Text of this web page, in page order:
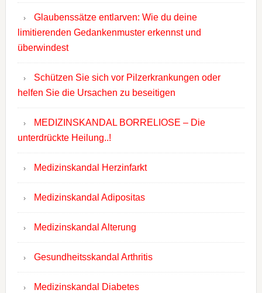
Glaubenssätze entlarven: Wie du deine
limitierenden Gedankenmuster erkennst und
überwindest
Schützen Sie sich vor Pilzerkrankungen oder
helfen Sie die Ursachen zu beseitigen
MEDIZINSKANDAL BORRELIOSE – Die
unterdrückte Heilung..!
Medizinskandal Herzinfarkt
Medizinskandal Adipositas
Medizinskandal Alterung
Gesundheitsskandal Arthritis
Medizinskandal Diabetes